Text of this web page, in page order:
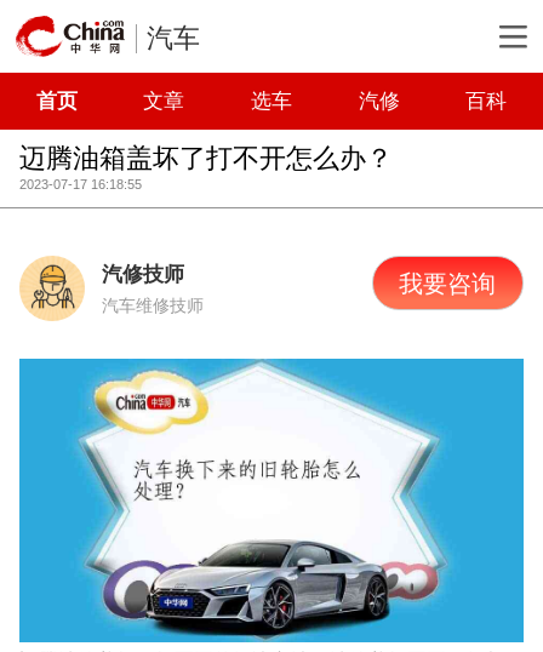
汽车
首页 文章 选车 汽修 百科
迈腾油箱盖坏了打不开怎么办？
2023-07-17 16:18:55
汽修技师
汽车维修技师
我要咨询